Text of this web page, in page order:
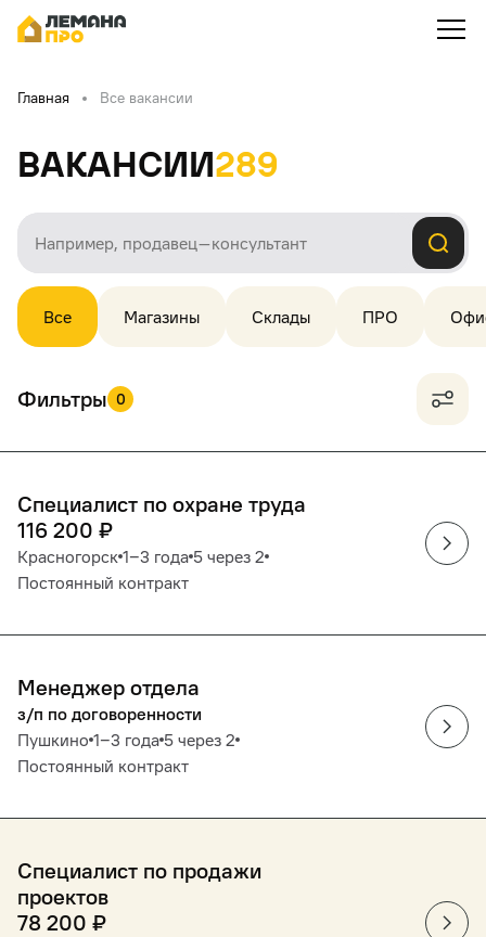
Главная Все вакансии
Вакансии289
Все Магазины Склады ПРО
Фильтры 0
Специалист по охране труда
116 200 ₽
Красногорск 1‒3 года 5 через 2
Постоянный контракт
Менеджер отдела
з/п по договоренности
Пушкино 1‒3 года 5 через 2
Постоянный контракт
Специалист по продажи
проектов
78 200 ₽